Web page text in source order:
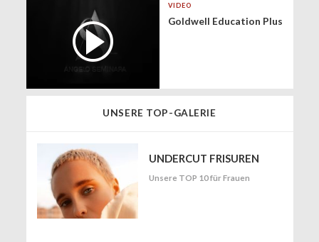
VIDEO
Goldwell Education Plus
UNSERE TOP-GALERIE
UNDERCUT FRISUREN
Unsere TOP 10 für Frauen